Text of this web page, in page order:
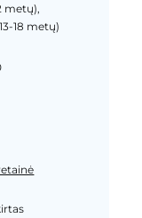
metų),
18 metų)